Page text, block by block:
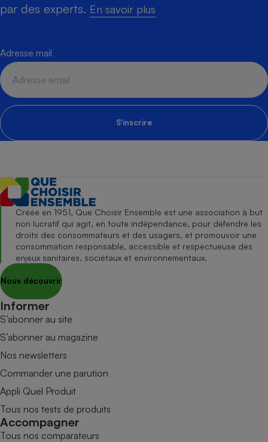
par des experts. En savoir plus
Adresse mail
S'inscrire
Créée en 1951, Que Choisir Ensemble est une association à but
non lucratif qui agit, en toute indépendance, pour défendre les
droits des consommateurs et des usagers, et promouvoir une
consommation responsable, accessible et respectueuse des
enjeux sanitaires, sociétaux et environnementaux.
Nous découvrir
Informer
S’abonner au site
S’abonner au magazine
Nos newsletters
Commander une parution
Appli Quel Produit
Tous nos tests de produits
Accompagner
Tous nos comparateurs